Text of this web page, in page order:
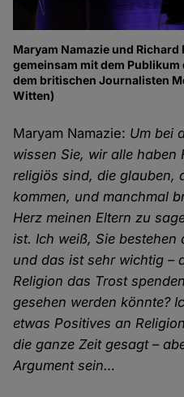
Maryam Namazie und
gemeinsam mit dem
dem britischen Journalisten
Witten)
Maryam Namazie: Um bei
wissen Sie, wir alle haben
religiös sind, die glauben,
kommen, und manchmal
Herz meinen Eltern zu
ist. Ich weiß, Sie
und das ist sehr wichtig –
Religion das Trost
gesehen werden könnte?
etwas Positives an
die ganze Zeit gesagt –
Argument sein…